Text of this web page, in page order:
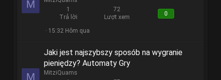
M
1
Trả lời
72
Lượt xem
0
15:32 Hôm qua
M
Jaki jest najszybszy sposób na wygranie
pieniędzy? Automaty Gry
MitziQuams